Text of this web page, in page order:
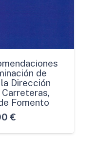
de
Dirección
Fomento
€